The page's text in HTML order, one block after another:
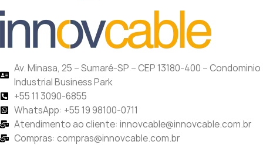
Av. Minasa, 25 – Sumaré-SP – CEP 13180-400 – Condominio
Industrial Business Park
+55 11 3090-6855
WhatsApp: +55 19 98100-0711
Atendimento ao cliente: innovcable@innovcable.com.br
Compras: compras@innovcable.com.br